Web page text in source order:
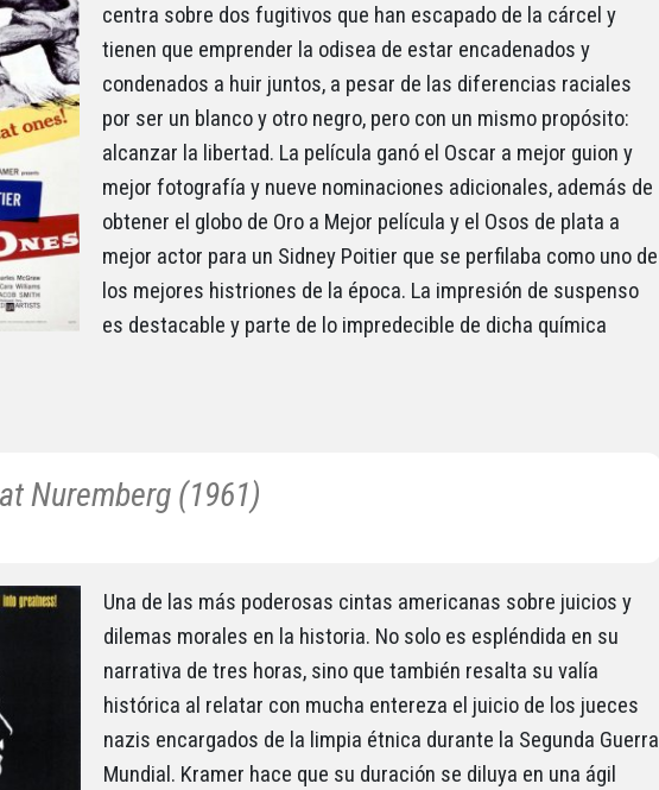
centra sobre dos fugitivos que han escapado de la cárcel y
tienen que emprender la odisea de estar encadenados y
condenados a huir juntos, a pesar de las diferencias raciales
por ser un blanco y otro negro, pero con un mismo propósito:
alcanzar la libertad. La película ganó el Oscar a mejor guion y
mejor fotografía y nueve nominaciones adicionales, además de
obtener el globo de Oro a Mejor película y el Osos de plata a
mejor actor para un Sidney Poitier que se perfilaba como uno de
los mejores histriones de la época. La impresión de suspenso
es destacable y parte de lo impredecible de dicha química
Nuremberg (1961)
Una de las más poderosas cintas americanas sobre juicios y
dilemas morales en la historia. No solo es espléndida en su
narrativa de tres horas, sino que también resalta su valía
histórica al relatar con mucha entereza el juicio de los jueces
nazis encargados de la limpia étnica durante la Segunda Guerra
Mundial. Kramer hace que su duración se diluya en una ágil